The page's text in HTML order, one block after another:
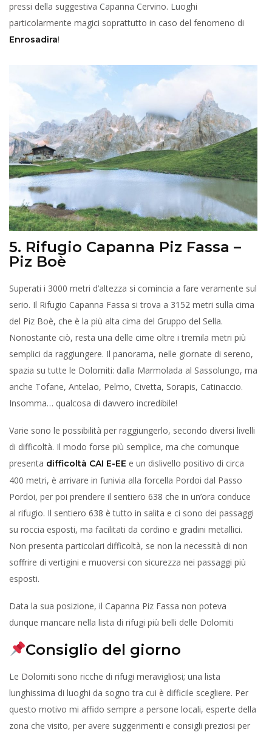
pressi della suggestiva Capanna Cervino. Luoghi
particolarmente magici soprattutto in caso del fenomeno di
Enrosadira!
5. Rifugio Capanna Piz Fassa –
Piz Boè
Superati i 3000 metri d’altezza si comincia a fare veramente sul
serio. Il Rifugio Capanna Fassa si trova a 3152 metri sulla cima
del Piz Boè, che è la più alta cima del Gruppo del Sella.
Nonostante ciò, resta una delle cime oltre i tremila metri più
semplici da raggiungere. Il panorama, nelle giornate di sereno,
spazia su tutte le Dolomiti: dalla Marmolada al Sassolungo, ma
anche Tofane, Antelao, Pelmo, Civetta, Sorapis, Catinaccio.
Insomma… qualcosa di davvero incredibile!
Varie sono le possibilità per raggiungerlo, secondo diversi livelli
di difficoltà. Il modo forse più semplice, ma che comunque
presenta difficoltà CAI E-EE e un dislivello positivo di circa
400 metri, è arrivare in funivia alla forcella Pordoi dal Passo
Pordoi, per poi prendere il sentiero 638 che in un’ora conduce
al rifugio. Il sentiero 638 è tutto in salita e ci sono dei passaggi
su roccia esposti, ma facilitati da cordino e gradini metallici.
Non presenta particolari difficoltà, se non la necessità di non
soffrire di vertigini e muoversi con sicurezza nei passaggi più
esposti.
Data la sua posizione, il Capanna Piz Fassa non poteva
dunque mancare nella lista di rifugi più belli delle Dolomiti
Consiglio del giorno
Le Dolomiti sono ricche di rifugi meravigliosi; una lista
lunghissima di luoghi da sogno tra cui è difficile scegliere. Per
questo motivo mi affido sempre a persone locali, esperte della
zona che visito, per avere suggerimenti e consigli preziosi per